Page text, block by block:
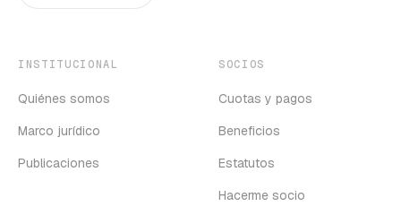
INSTITUCIONAL
Quiénes somos
Marco jurídico
Publicaciones
SOCIOS
Cuotas y pagos
Beneficios
Estatutos
Hacerme socio